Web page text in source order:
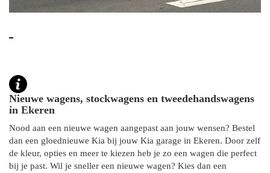
Nieuwe wagens, stockwagens en tweedehandswagens
in Ekeren
Nood aan een nieuwe wagen aangepast aan jouw wensen? Bestel
dan een gloednieuwe Kia bij jouw Kia garage in Ekeren. Door zelf
de kleur, opties en meer te kiezen heb je zo een wagen die perfect
bij je past. Wil je sneller een nieuwe wagen? Kies dan een